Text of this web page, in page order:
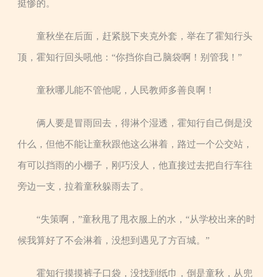
挺惨的。
童秋坐在后面，赶紧脱下夹克外套，举在了霍知行头
顶，霍知行回头吼他：“你挡你自己脑袋啊！别管我！”
童秋哪儿能不管他呢，人民教师多善良啊！
俩人要是冒雨回去，得淋个湿透，霍知行自己倒是没
什么，但他不能让童秋跟他这么淋着，路过一个公交站，
有可以挡雨的小棚子，刚巧没人，他直接过去把自行车往
旁边一支，拉着童秋躲雨去了。
“失策啊，”童秋甩了甩衣服上的水，“从学校出来的时
候我算好了不会淋着，没想到遇见了方百城。”
霍知行摸摸裤子口袋，没找到纸巾，倒是童秋，从兜